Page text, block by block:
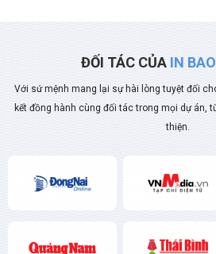
ĐỐI TÁC CỦA IN
Với sứ mệnh mang lại sự hài lòng tuyệt đối
kết đồng hành cùng đối tác trong mọi dự án,
thiện.